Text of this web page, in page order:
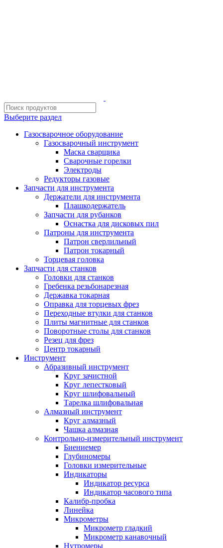
Выберите раздел
Газосварочное оборудование
Газосварочный инструмент
Маска сварщика
Сварочные горелки
Электроды
Редукторы газовые
Запчасти для инструмента
Держатели для инструмента
Плашкодержатель
Запчасти для рубанков
Оснастка для дисковых пил
Патроны для инструмента
Патрон сверлильный
Патрон токарный
Торцевая головка
Запчасти для станков
Головки для станков
Гребенка резьбонарезная
Державка токарная
Оправка для торцевых фрез
Переходные втулки для станков
Плиты магнитные для станков
Поворотные столы для станков
Резец для фрез
Центр токарный
Инструмент
Абразивный инструмент
Круг зачистной
Круг лепестковый
Круг шлифовальный
Тарелка шлифовальная
Алмазный инструмент
Круг алмазный
Чашка алмазная
Контрольно-измерительный инструмент
Биениемер
Глубиномеры
Головки измерительные
Индикаторы
Индикатор ресурса
Индикатор часового типа
Калибр-пробка
Линейка
Микрометры
Микрометр гладкий
Микрометр канавочный
Нутромеры